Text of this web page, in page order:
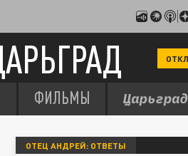
ФИЛЬМЫ
ОТЕЦ АНДРЕЙ: ОТВЕТЫ